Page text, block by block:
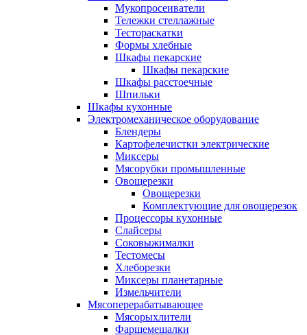
Мукопросеиватели
Тележки стеллажные
Тестораскатки
Формы хлебные
Шкафы пекарские
Шкафы пекарские
Шкафы расстоечные
Шпильки
Шкафы кухонные
Электромеханическое оборудование
Блендеры
Картофелечистки электрические
Миксеры
Мясорубки промышленные
Овощерезки
Овощерезки
Комплектующие для овощерезок
Процессоры кухонные
Слайсеры
Соковыжималки
Тестомесы
Хлеборезки
Миксеры планетарные
Измельчители
Мясоперерабатывающее
Мясорыхлители
Фаршемешалки